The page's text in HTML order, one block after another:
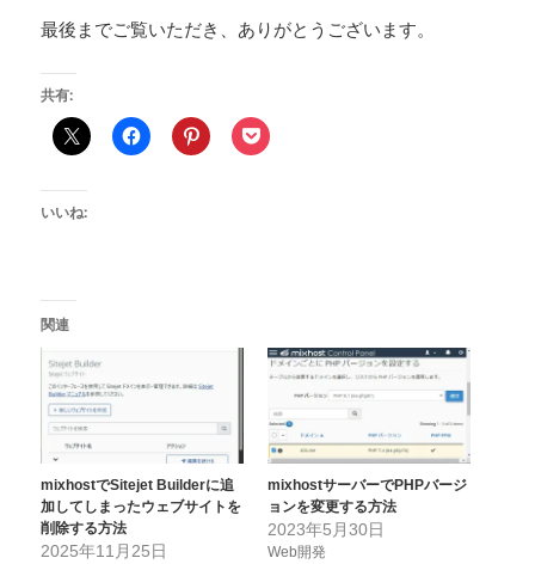
最後までご覧いただき、ありがとうございます。
共有:
いいね:
関連
mixhostでSitejet Builderに追
加してしまったウェブサイトを
削除する方法
2025年11月25日
mixhostサーバーでPHPバージ
ョンを変更する方法
2023年5月30日
Web開発